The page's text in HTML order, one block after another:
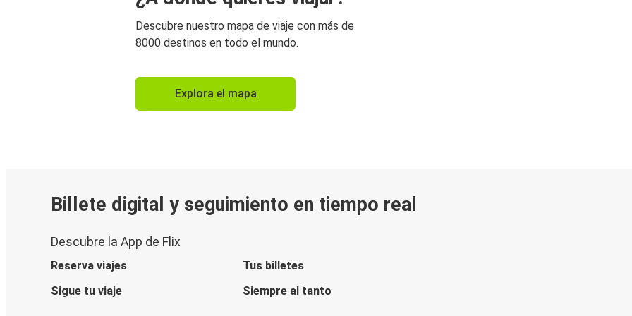
Descubre nuestro mapa de viaje con más de
8000 destinos en todo el mundo.
Explora el mapa
Billete digital y seguimiento en tiempo real
Descubre la App de Flix
Reserva viajes
Tus billetes
Sigue tu viaje
Siempre al tanto